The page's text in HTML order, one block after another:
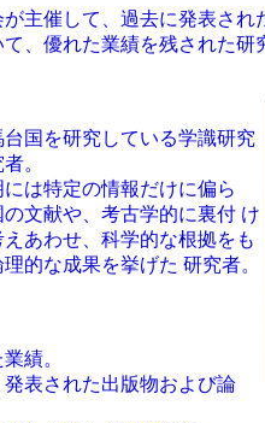
が主催して、過去に発表さ
、優れた業績を残された研
台国を研究している学識研究
。
には特定の情報だけに偏ら
文献や、考古学的に裏付 け
あわせ、科学的な根拠をも
的な成果を挙げた 研究者。
績。
発表された出版物および論